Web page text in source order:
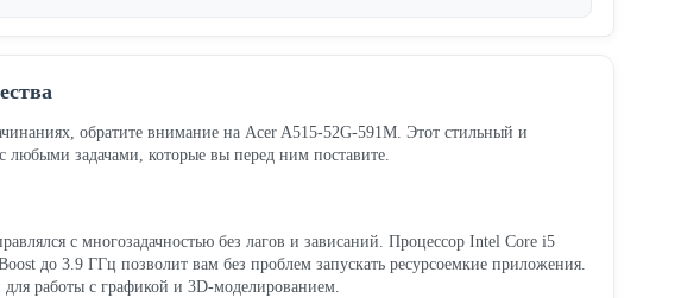
обратите внимание на Acer A515-52G-591M. Этот стильный и
задачами, которые вы перед ним поставите.
с многозадачностью без лагов и зависаний. Процессор Intel Core i5
до 3.9 ГГц позволит вам без проблем запускать ресурсоемкие приложения.
для работы с графикой и 3D-моделированием.